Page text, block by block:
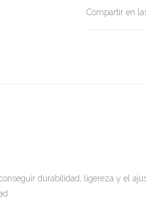
Compartir en
durabilidad, ligereza y el